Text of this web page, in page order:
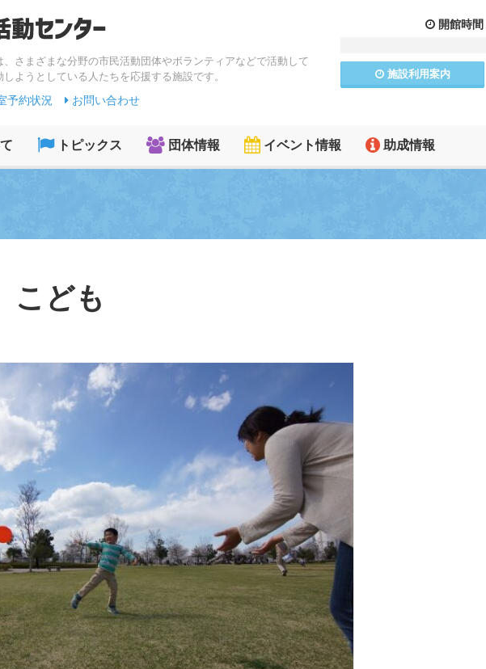
さまざまな分野の市民活動団体やボランティアなどで活動して
ようとしている人たちを応援する施設です。
予約状況 お問い合わせ
開館時間
施設利用案内
トピックス 団体情報 イベント情報 助成情報
ども